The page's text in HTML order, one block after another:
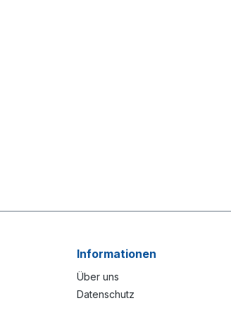
Informationen
Über uns
Datenschutz